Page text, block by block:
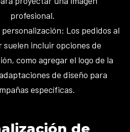
profesional.
Los pedidos al
suelen incluir opciones de
como agregar el logo de la
de diseño para
específicas.
de